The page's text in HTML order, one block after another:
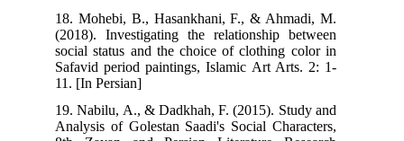
18. Mohebi, B., Hasankhani, F., & Ahmadi, M.
(2018). Investigating the relationship between
social status and the choice of clothing color in
Safavid period paintings, Islamic Art Arts. 2: 1-
11. [In Persian]
19. Nabilu, A., & Dadkhah, F. (2015). Study and
Analysis of Golestan Saadi's Social Characters,